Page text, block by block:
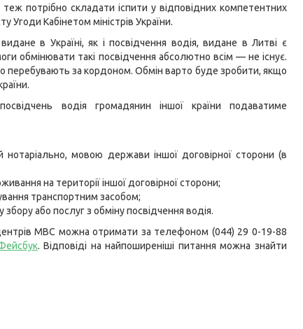
потрібно складати іспити у відповідних компетентних
Угоди Кабінетом міністрів України.
в Україні, як і посвідчення водія, видане в Литві є
обмінювати такі посвідчення абсолютно всім — не існує.
перебувають за кордоном. Обмін варто буде зробити, якщо
водія громадянин іншої країни подаватиме
нотаріально, мовою держави іншої договірної сторони (в
на території іншої договірної сторони;
транспортним засобом;
або послуг з обміну посвідчення водія.
МВС можна отримати за телефоном (044) 29 0-19-88
. Відповіді на найпоширеніші питання можна знайти